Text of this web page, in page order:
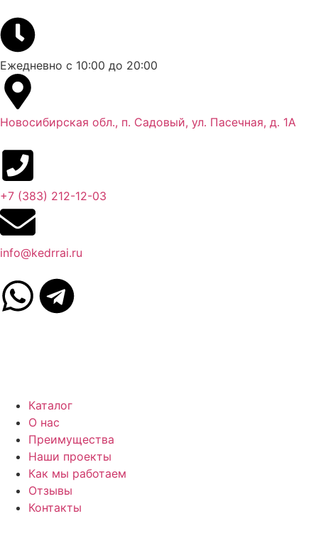
Ежедневно с 10:00 до 20:00
Новосибирская обл., п. Садовый, ул. Пасечная, д. 1А
+7 (383) 212-12-03​
info@kedrrai.ru
Каталог
О нас
Преимущества
Наши проекты
Как мы работаем
Отзывы
Контакты